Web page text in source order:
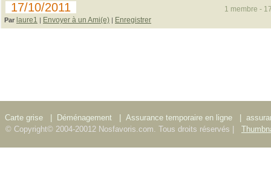
17/10/2011
Par laure1 | Envoyer à un Ami(e) | Enregistrer
1 membre -
Carte grise Déménagement Assurance temporaire en ligne
© Copyright© 2004-20012 Nosfavoris.com. Tous droits réservés |